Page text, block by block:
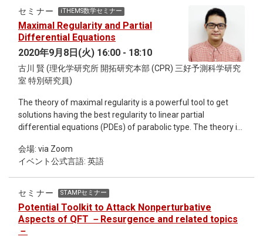
(PIP) analysis, a standard method for understanding the
adaptive dynamics. Then, I propose a new approach to
analyze the adaptive dynamics which enable us to
understand higher dimensional systems than PIP does.
セミナー iTHEMS数学セミナー
Maximal Regularity and Partial
Differential Equations
2020年9月8日(火) 16:00 - 18:10
古川 賢 (理化学研究所 開拓研究本部 (CPR) 三好予測科学研究
室 特別研究員)
The theory of maximal regularity is a powerful tool to get
solutions having the best regularity to linear partial
differential equations (PDEs) of parabolic type. The theory is
PDEs. In the first part, We introduce the history of the
development of the theory of maximal regularity and the
way to apply non-linear PDEs. In the second part, We give
some applications to PDEs, e. g. the primitive equations, the
boundary conditions. *Please contact Keita Mikami's mail
address to get access to the Zoom meeting room.
会場: via Zoom
イベント公式言語: 英語
セミナー STAMPセミナー
Potential Toolkit to Attack Nonperturbative
Aspects of QFT －Resurgence and related topics
－